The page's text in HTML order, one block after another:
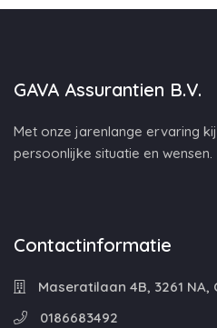
GAVA Assurantien B.V.
Met onze jarenlange ervaring
persoonlijke situatie en wensen.
Contactinformatie
Maseratilaan 4B, 3261
0186683492